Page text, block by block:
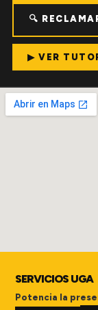
🔍
▶ VER
SERVICIOS UGA
Potencia la